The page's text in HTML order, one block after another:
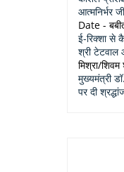
आत्मनिर्भर
Date -
ई-रिक्शा से
श्री टेटवाल
मिश्रा/
मुख्यमंत्री
पर दी